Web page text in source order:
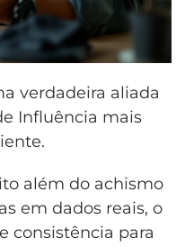
verdadeira aliada
Influência mais
além do achismo
em dados reais, o
consistência para